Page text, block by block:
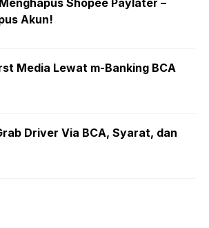
Akun!
Media Lewat m-Banking BCA
Driver Via BCA, Syarat, dan